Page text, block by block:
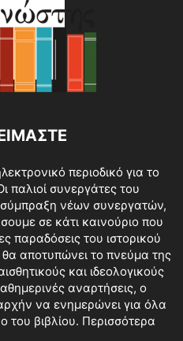
περιοδικό για το
παλιοί συνεργάτες του
σύμπραξη νέων συνεργατών,
σε κάτι καινούριο που
παραδόσεις του ιστορικού
αποτυπώνει το πνεύμα της
και ιδεολογικούς
αναρτήσεις, ο
να ενημερώνει για όλα
του βιβλίου. Περισσότερα